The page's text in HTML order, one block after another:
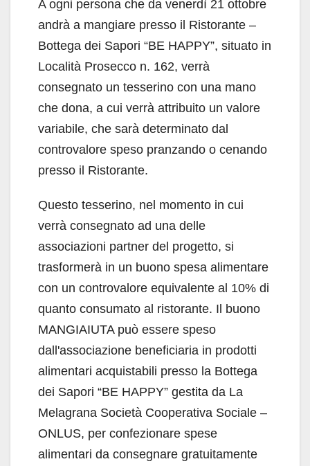
A ogni persona che da venerdì 21 ottobre
andrà a mangiare presso il Ristorante –
Bottega dei Sapori “BE HAPPY”, situato in
Località Prosecco n. 162, verrà
consegnato un tesserino con una mano
che dona, a cui verrà attribuito un valore
variabile, che sarà determinato dal
controvalore speso pranzando o cenando
presso il Ristorante.
Questo tesserino, nel momento in cui
verrà consegnato ad una delle
associazioni partner del progetto, si
trasformerà in un buono spesa alimentare
con un controvalore equivalente al 10% di
quanto consumato al ristorante. Il buono
MANGIAIUTA può essere speso
dall'associazione beneficiaria in prodotti
alimentari acquistabili presso la Bottega
dei Sapori “BE HAPPY” gestita da La
Melagrana Società Cooperativa Sociale –
ONLUS, per confezionare spese
alimentari da consegnare gratuitamente